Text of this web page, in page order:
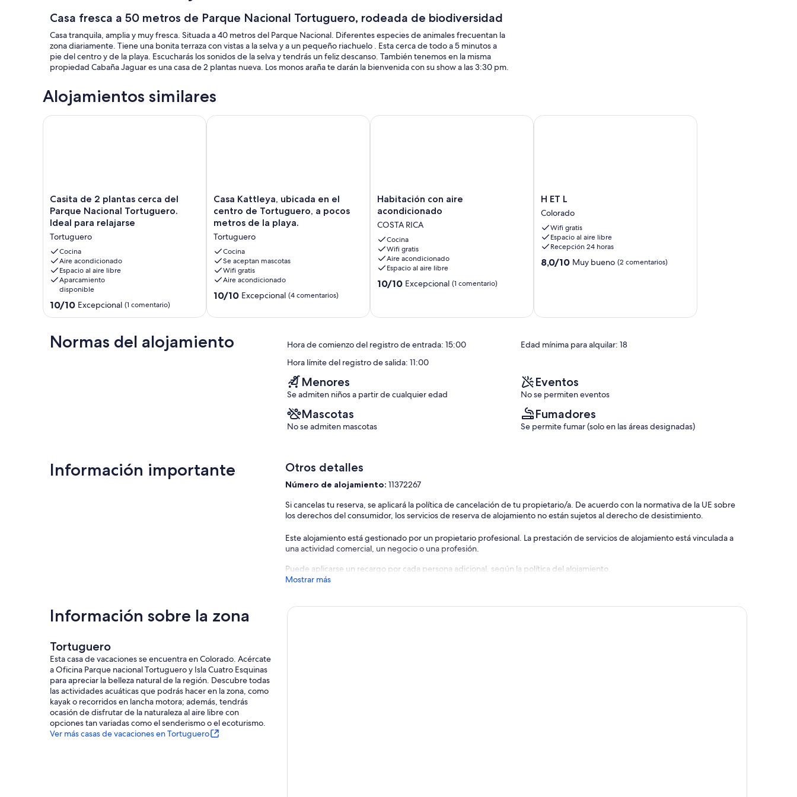
Casa fresca a 50 metros de Parque Nacional Tortuguero, rodeada de biodiversidad
Casa tranquila, amplia y muy fresca. Situada a 40 metros del Parque Nacional. Diferentes especies de animales frecuentan la
zona diariamente. Tiene una bonita terraza con vistas a la selva y a un pequeño riachuelo . Esta cerca de todo a 5 minutos a
pie del centro y de la playa. Escucharás los sonidos de la selva y tendrás un feliz descanso. También tenemos en la misma
propiedad Cabaña Jaguar es una casa de 2 plantas nueva. Los monos araña te darán la bienvenida con su show a las 3:30 pm.
Alojamientos similares
Casita
de
2
plantas
cerca
del
Parque
Nacional
Tortuguero.
Ideal
para
relajarse
Casita de 2 plantas cerca del
Parque Nacional Tortuguero.
Ideal para relajarse
Tortuguero
Cocina
Aire acondicionado
Espacio al aire libre
Aparcamiento
disponible
10.0
Excepcional,
(1 comentario)
10/10 Excepcional (1 comentario)
Casita de 2 plantas cerca del Parque Nacional Tortuguero. Ideal para relajarse
Casa
Kattleya,
ubicada
en
el
centro
de
Tortuguero,
a
pocos
de
playa.
Tortuguero
Casa Kattleya, ubicada en el
centro de Tortuguero, a pocos
metros de la playa.
Tortuguero
Cocina
Se aceptan mascotas
Wifi gratis
Aire acondicionado
10.0
10,
(4 comentarios)
10/10 Excepcional (4 comentarios)
Casa Kattleya, ubicada en el centro de Tortuguero, a pocos metros de la playa.
Habitación
con
acondicionado
COSTA
RICA
Habitación con aire
acondicionado
COSTA RICA
Cocina
Wifi gratis
Aire acondicionado
Espacio al aire libre
10.0
10/10 Excepcional (1 comentario)
Habitación con aire acondicionado
H
ET
L
Colorado
H ET L
Colorado
Wifi gratis
Espacio al aire libre
Recepción 24 horas
8.0
8,0/10 Muy bueno (2 comentarios)
H ET L
Normas del alojamiento Hora de comienzo del registro de entrada: 15:00
Edad mínima para alquilar: 18
Hora límite del registro de salida: 11:00
Menores
Se admiten niños a partir de cualquier edad
Eventos
No se permiten eventos
Mascotas
No se admiten mascotas
Fumadores
Se permite fumar (solo en las áreas designadas)
Información importante Otros detalles
Número de alojamiento:11372267
Si cancelas tu reserva, se aplicará la política de cancelación de tu propietario/a. De acuerdo con la normativa de la UE sobre
los derechos del consumidor, los servicios de reserva de alojamiento no están sujetos al derecho de desistimiento.
Este alojamiento está gestionado por un propietario profesional. La prestación de servicios de alojamiento está vinculada a
una actividad comercial, un negocio o una profesión.
Puede aplicarse un recargo por cada persona adicional, según la política del alojamiento.
Mostrar más
Información sobre la zona
Tortuguero
Esta casa de vacaciones se encuentra en Colorado. Acércate
a Oficina Parque nacional Tortuguero y Isla Cuatro Esquinas
para apreciar la belleza natural de la región. Descubre todas
las actividades acuáticas que podrás hacer en la zona, como
kayak o recorridos en lancha motora; además, tendrás
ocasión de disfrutar de la naturaleza al aire libre con
opciones tan variadas como el senderismo o el ecoturismo.
Ver más casas de vacaciones en Tortuguero